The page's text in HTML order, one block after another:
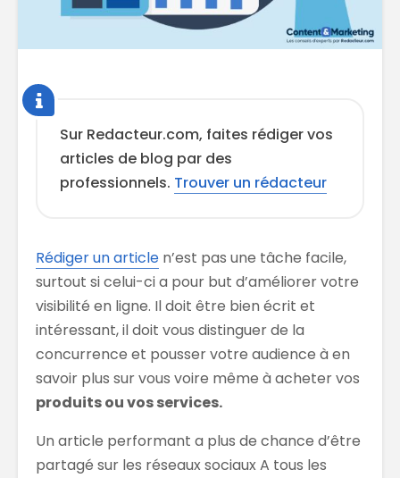
Sur Redacteur.com, faites rédiger vos
articles de blog par des
professionnels. Trouver un rédacteur
Rédiger un article n’est pas une tâche facile,
surtout si celui-ci a pour but d’améliorer votre
visibilité en ligne. Il doit être bien écrit et
intéressant, il doit vous distinguer de la
concurrence et pousser votre audience à en
savoir plus sur vous voire même à acheter vos
produits ou vos services.
Un article performant a plus de chance d’être
partagé sur les réseaux sociaux A tous les